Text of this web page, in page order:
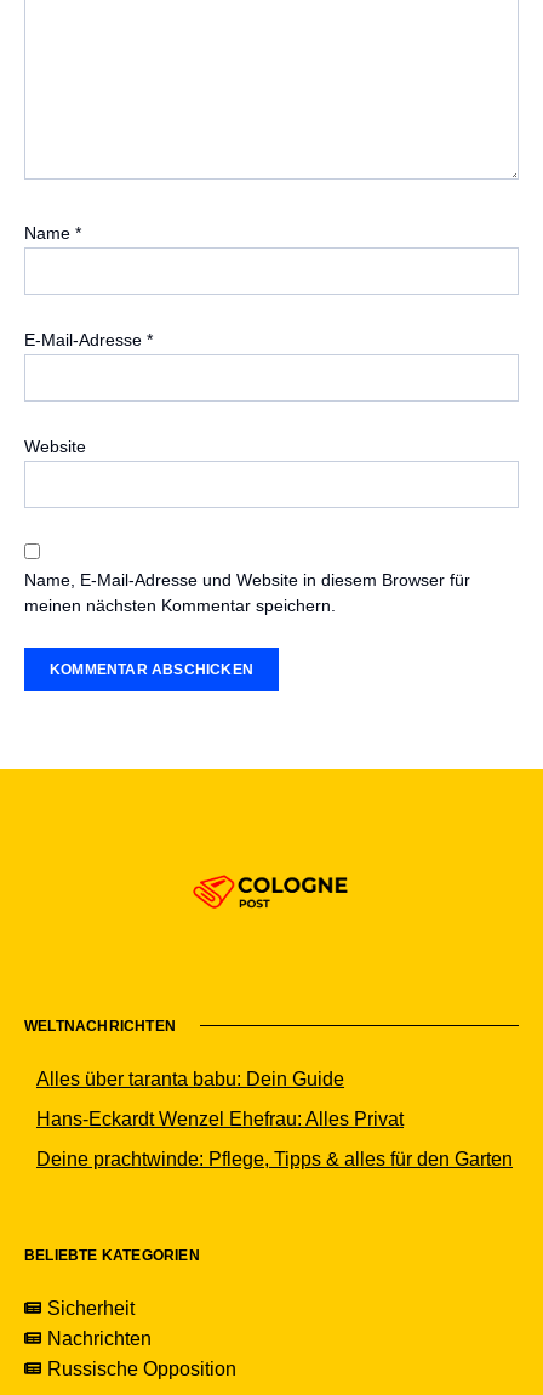
Name *
E-Mail-Adresse *
Website
Name, E-Mail-Adresse und Website in diesem Browser für
meinen nächsten Kommentar speichern.
WELTNACHRICHTEN
Alles über taranta babu: Dein Guide
Hans-Eckardt Wenzel Ehefrau: Alles Privat
Deine prachtwinde: Pflege, Tipps & alles für den Garten
BELIEBTE KATEGORIEN
Sicherheit
Nachrichten
Russische Opposition